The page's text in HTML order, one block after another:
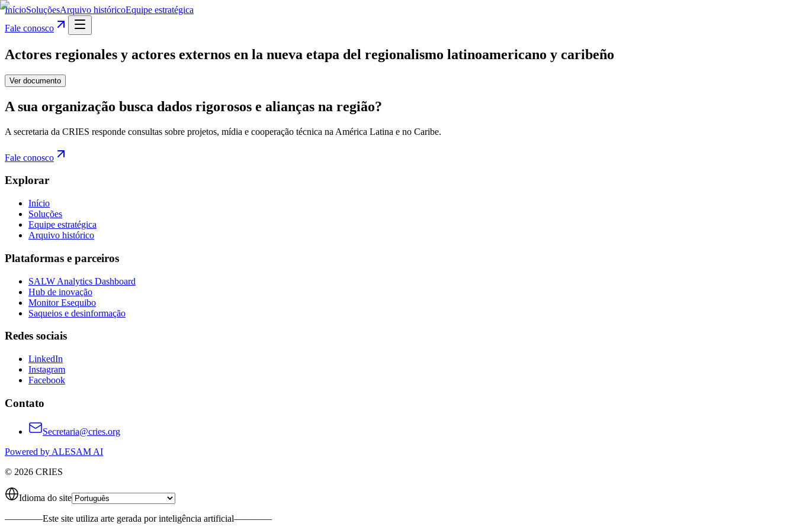
InícioSoluçõesArquivo históricoEquipe estratégica
Fale conosco
Actores regionales y actores externos en la nueva etapa del regionalismo latinoamericano y caribeño
Ver documento
A sua organização busca dados rigorosos e alianças na região?
A secretaria da CRIES responde consultas sobre projetos, mídia e cooperação técnica na América Latina e no Caribe.
Fale conosco
Explorar
Início
Soluções
Equipe estratégica
Arquivo histórico
Plataformas e parceiros
SALW Analytics Dashboard
Hub de inovação
Monitor Esequibo
Saqueios e desinformação
Redes sociais
LinkedIn
Instagram
Facebook
Contato
Secretaria@cries.org
Powered by ALESAM AI
© 2026 CRIES
Idioma do site
————Este site utiliza arte gerada por inteligência artificial————